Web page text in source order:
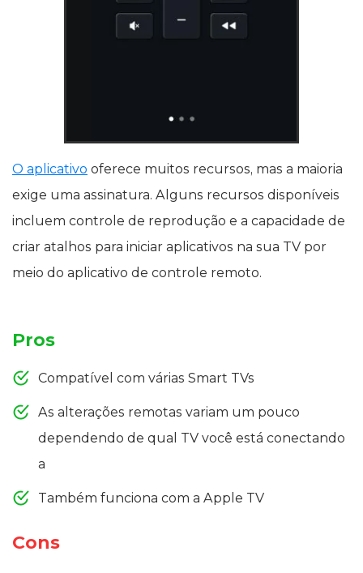
O aplicativo oferece muitos recursos, mas a maioria
exige uma assinatura. Alguns recursos disponíveis
incluem controle de reprodução e a capacidade de
criar atalhos para iniciar aplicativos na sua TV por
meio do aplicativo de controle remoto.
Pros
Compatível com várias Smart TVs
As alterações remotas variam um pouco
dependendo de qual TV você está conectando
a
Também funciona com a Apple TV
Cons